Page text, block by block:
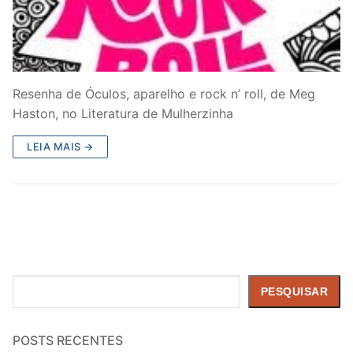
Resenha de Óculos, aparelho e rock n’ roll, de Meg
Haston, no Literatura de Mulherzinha
LEIA MAIS →
PESQUISAR
POSTS RECENTES